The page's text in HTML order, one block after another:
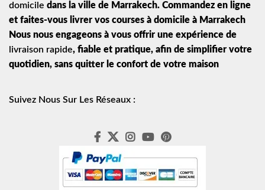
domicile dans la ville de Marrakech. Commandez en ligne
et faites-vous livrer vos courses à domicile à Marrakech
Nous nous engageons à vous offrir une expérience de
livraison rapide, fiable et pratique, afin de simplifier votre
quotidien, sans quitter le confort de votre maison
Suivez Nous Sur Les Réseaux :